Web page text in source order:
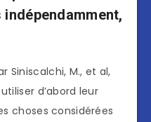
Siniscalchi, M., et al,
d’abord leur
choses considérées